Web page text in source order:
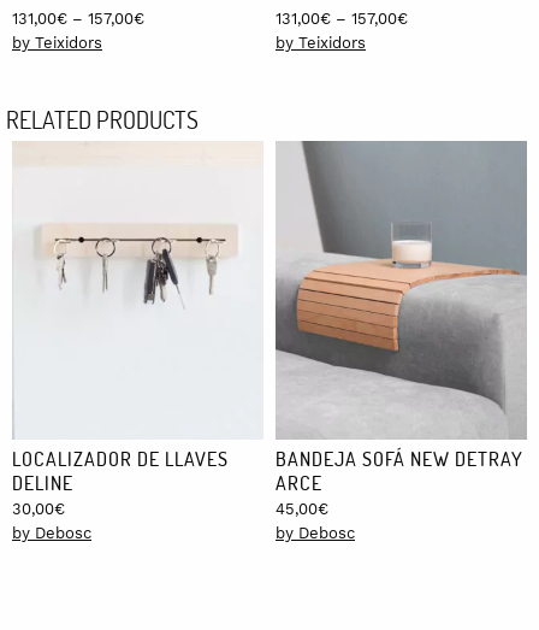
131,00€ – 157,00€Price
157,00€
by Teixidors
131,00€ – 157,00€Price
by Teixidors
RELATED PRODUCTS
LOCALIZADOR DE LLAVES
DELINE
30,00€
by Debosc
BANDEJA SOFÁ NEW DETRAY
ARCE
45,00€
by Debosc